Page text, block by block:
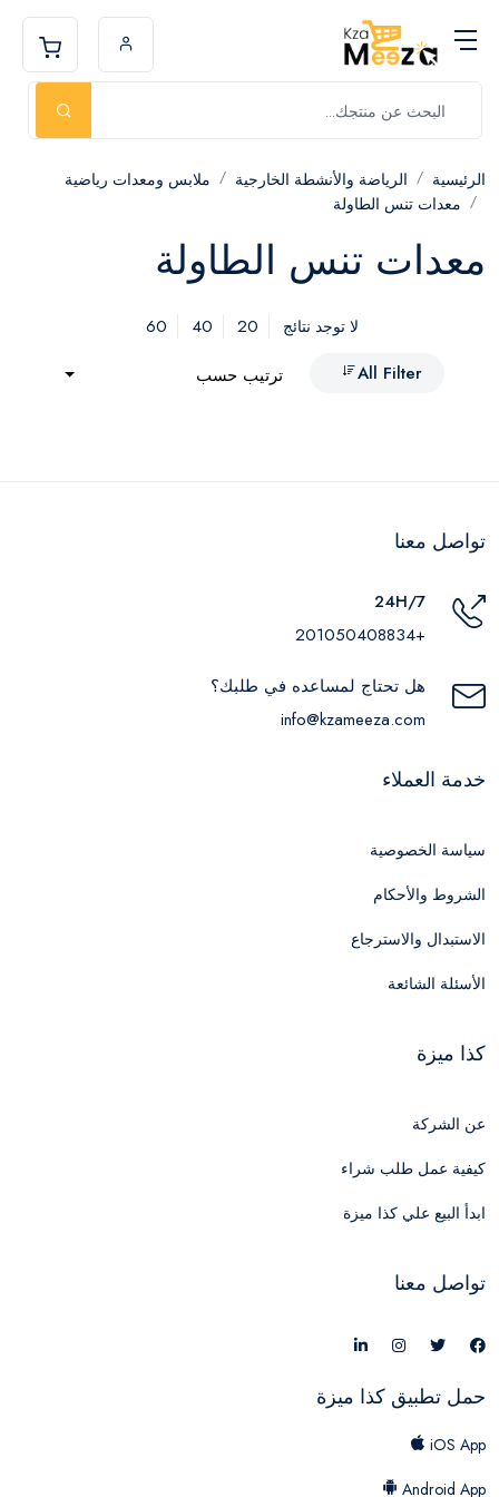
الرئيسية الرياضة والأنشطة الخارجية
ملابس ومعدات رياضية
معدات تنس الطاولة
معدات تنس الطاولة
لا توجد نتائج 20
40
60
All Filter
ترتيب حسب
تواصل معنا
24H/7
+201050408834
هل تحتاج لمساعده في طلبك؟
info@kzameeza.com
خدمة العملاء
سياسة الخصوصية
الشروط والأحكام
الاستبدال والاسترجاع
الأسئلة الشائعة
كذا ميزة
عن الشركة
كيفية عمل طلب شراء
ابدأ البيع علي كذا ميزة
تواصل معنا
حمل تطبيق كذا ميزة
iOS App
Android App